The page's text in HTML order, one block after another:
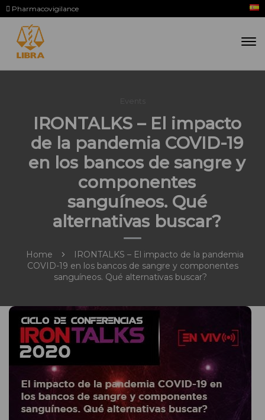
Pharmacovigilance
Events
IRONTALKS – El impacto
de la pandemia COVID-19
en los bancos de sangre y
componentes
sanguíneos. Qué
alternativas buscar?
Home
IRONTALKS – El impacto de la pandemia
COVID-19 en los bancos de sangre y componentes
sanguíneos. Qué alternativas buscar?